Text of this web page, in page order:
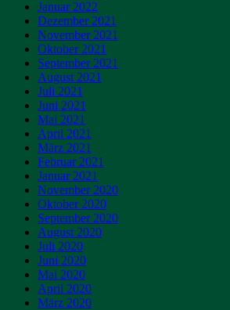
Januar 2022
Dezember 2021
November 2021
Oktober 2021
September 2021
August 2021
Juli 2021
Juni 2021
Mai 2021
April 2021
März 2021
Februar 2021
Januar 2021
November 2020
Oktober 2020
September 2020
August 2020
Juli 2020
Juni 2020
Mai 2020
April 2020
März 2020